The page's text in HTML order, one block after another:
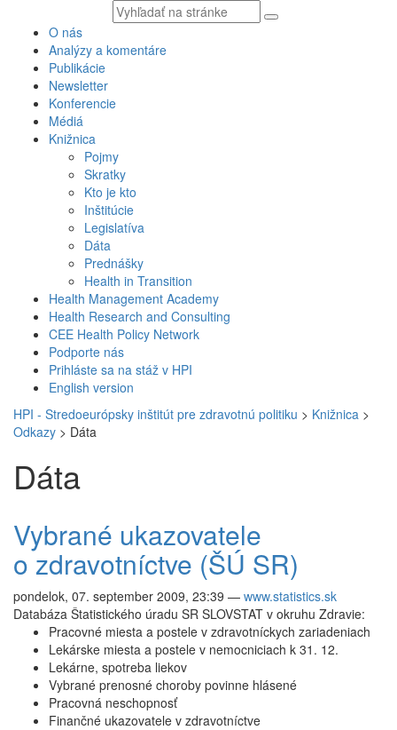
Vyhľadávaný
text
O nás
Analýzy a komentáre
Publikácie
Newsletter
Konferencie
Médiá
Knižnica
Pojmy
Skratky
Kto je kto
Inštitúcie
Legislatíva
Dáta
Prednášky
Health in Transition
Health Management Academy
Health Research and Consulting
CEE Health Policy Network
Podporte nás
Prihláste sa na stáž v HPI
English version
HPI - Stredoeurópsky inštitút pre zdravotnú politiku > Knižnica >
Odkazy > Dáta
Dáta
Vybrané ukazovatele
o zdravotníctve (ŠÚ SR)
pondelok, 07. september 2009, 23:39 — www.statistics.sk
Databáza Štatistického úradu SR SLOVSTAT v okruhu Zdravie:
Pracovné miesta a postele v zdravotníckych zariadeniach
Lekárske miesta a postele v nemocniciach k 31. 12.
Lekárne, spotreba liekov
Vybrané prenosné choroby povinne hlásené
Pracovná neschopnosť
Finančné ukazovatele v zdravotníctve